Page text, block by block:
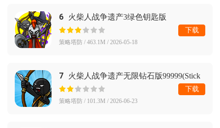
6 火柴人战争遗产3绿色钥匙版
策略塔防 / 463.1M / 2026-05-18
下载
7
火柴人战争遗产无限钻石版99999(Stick
War: Legacy)
策略塔防 / 101.3M / 2026-06-23
下载